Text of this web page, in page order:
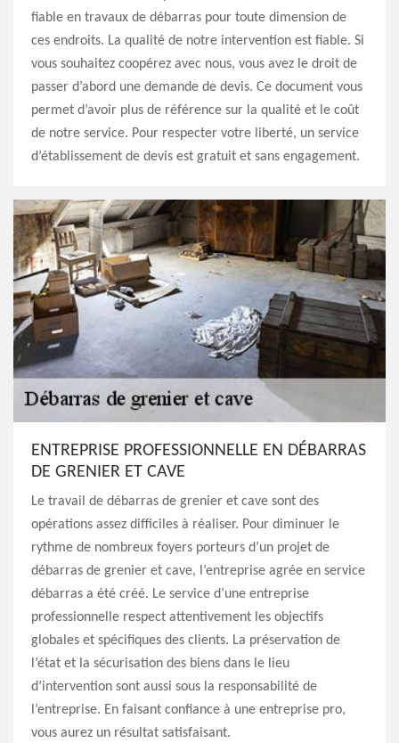
fiable en travaux de débarras pour toute dimension de
ces endroits. La qualité de notre intervention est fiable. Si
vous souhaitez coopérez avec nous, vous avez le droit de
passer d’abord une demande de devis. Ce document vous
permet d’avoir plus de référence sur la qualité et le coût
de notre service. Pour respecter votre liberté, un service
d’établissement de devis est gratuit et sans engagement.
ENTREPRISE PROFESSIONNELLE EN DÉBARRAS
DE GRENIER ET CAVE
Le travail de débarras de grenier et cave sont des
opérations assez difficiles à réaliser. Pour diminuer le
rythme de nombreux foyers porteurs d’un projet de
débarras de grenier et cave, l’entreprise agrée en service
débarras a été créé. Le service d’une entreprise
professionnelle respect attentivement les objectifs
globales et spécifiques des clients. La préservation de
l’état et la sécurisation des biens dans le lieu
d’intervention sont aussi sous la responsabilité de
l’entreprise. En faisant confiance à une entreprise pro,
vous aurez un résultat satisfaisant.